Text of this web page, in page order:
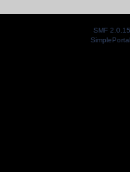
SMF 2.0.15